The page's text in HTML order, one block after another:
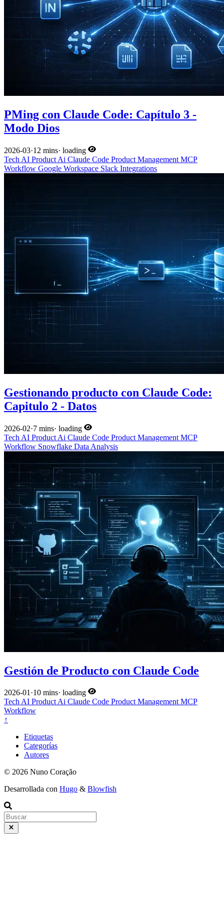
PMing con Claude Code: Capítulo 3 -
Modo Dios
2026-03·12 mins· loading
Tech AI Product Ai Claude Code Product Management MCP
Workflow Google Workspace Slack Integrations
Gestionando producto con Claude Code:
Capitulo 2 - Datos
2026-02·7 mins· loading
Tech AI Product Ai Claude Code Product Management MCP
Workflow Snowflake Data Analysis
Gestión de Producto con Claude Code
2026-01·10 mins· loading
TechAI ProductAi Claude Code Product ManagementMCP
Workflow
↑
Etiquetas
Categorías
Autores
© 2026 Nuno Coração
Desarrollada con Hugo & Blowfish